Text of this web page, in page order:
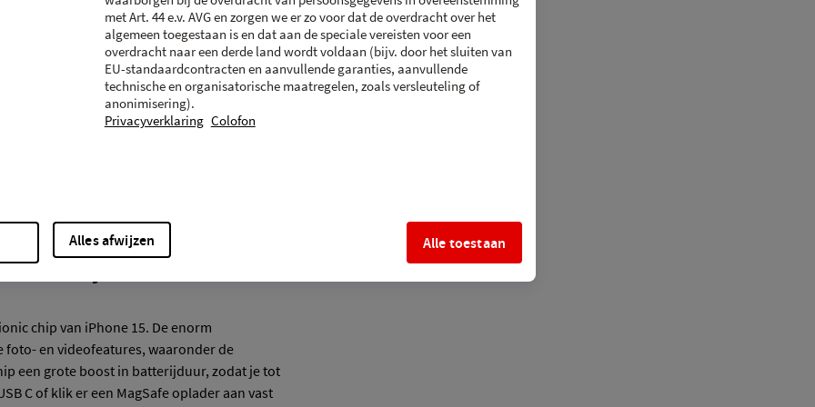
OrangeNiet beschikbaar met Orange
Groen | 128 GB
ProximusNog 2 op voorraad in 2 winkels
tot je favoriete features zoals de
stand uitzetten, supersimpel en
en video's van dichtbij en
scherpe en gedetailleerde
maak je niet alleen indrukwekkende foto’s
de 2x telelens van optische kwaliteit.
stijlen kun je nu creatiever zijn en geef je
je ook altijd weer terugveranderen.
batterijduur
chip van iPhone 15. De enorm
en videofeatures, waaronder de
een grote boost in batterijduur, zodat je tot
C of klik er een MagSafe oplader aan vast
met Art. 44 e.v. AVG en zorgen we er zo voor dat de overdracht over het
algemeen toegestaan is en dat aan de speciale vereisten voor een
overdracht naar een derde land wordt voldaan (bijv. door het sluiten van
EU-standaardcontracten en aanvullende garanties, aanvullende
technische en organisatorische maatregelen, zoals versleuteling of
anonimisering).
Privacyverklaring Colofon
Alles afwijzen Alle toestaan